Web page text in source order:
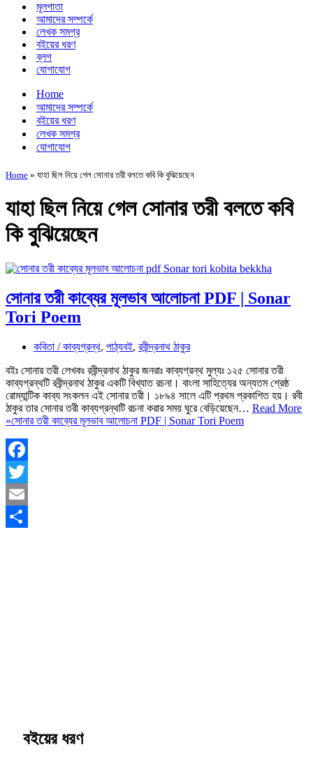
মূলপাতা
আমাদের সম্পর্কে
লেখক সমগ্র
বইয়ের ধরণ
ব্লগ
যোগাযোগ
Home
আমাদের সম্পর্কে
বইয়ের ধরণ
লেখক সমগ্র
যোগাযোগ
Home » যাহা ছিল নিয়ে গেল সোনার তরী বলতে কবি কি বুঝিয়েছেন
যাহা ছিল নিয়ে গেল সোনার তরী বলতে কবি
কি বুঝিয়েছেন
সোনার তরী কাব্যের মূলভাব আলোচনা PDF | Sonar
Tori Poem
কবিতা / কাব্যগ্রন্থ, পাঠ্যবই, রবীন্দ্রনাথ ঠাকুর
বইঃ সোনার তরী লেখকঃ রবীন্দ্রনাথ ঠাকুর জনরাঃ কাব্যগ্রন্থ মুল্যঃ ১২৫ সোনার তরী
কাব্যগ্রন্থটি রবীন্দ্রনাথ ঠাকুর একটি বিখ্যাত রচনা। বাংলা সাহিত্যের অন্যতম শ্রেষ্ঠ
রোম্যান্টিক কাব্য সংকলন এই সোনার তরী। ১৮৯৪ সালে এটি প্রথম প্রকাশিত হয়। রবী
ঠাকুর তার সোনার তরী কাব্যগ্রন্থটি রচনা করার সময় ঘুরে বেড়িয়েছেন… Read More
»সোনার তরী কাব্যের মূলভাব আলোচনা PDF | Sonar Tori Poem
Facebook
Twitter
Email
বইয়ের ধরণ